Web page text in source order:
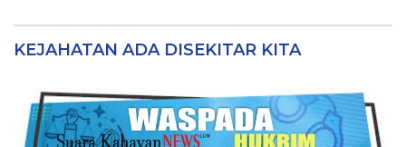
KEJAHATAN ADA DISEKITAR KITA